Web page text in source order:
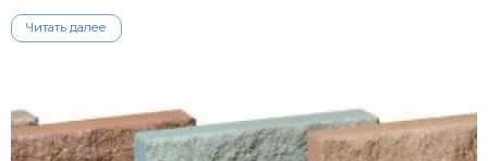
Читать далее